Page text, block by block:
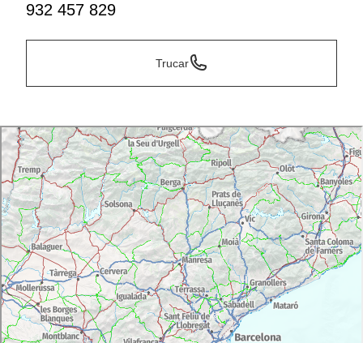
932 457 829
Trucar